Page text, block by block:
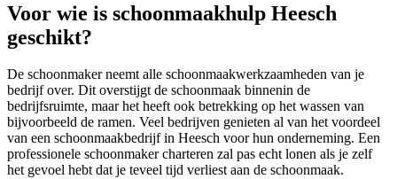
Voor wie is schoonmaakhulp Heesch
geschikt?
De schoonmaker neemt alle schoonmaakwerkzaamheden van je
bedrijf over. Dit overstijgt de schoonmaak binnenin de
bedrijfsruimte, maar het heeft ook betrekking op het wassen van
bijvoorbeeld de ramen. Veel bedrijven genieten al van het voordeel
van een schoonmaakbedrijf in Heesch voor hun onderneming. Een
professionele schoonmaker charteren zal pas echt lonen als je zelf
het gevoel hebt dat je teveel tijd verliest aan de schoonmaak.